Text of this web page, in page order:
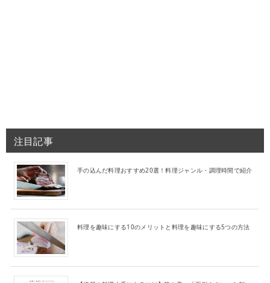
注目記事
手の込んだ料理おすすめ20選！料理ジャンル・調理時間で紹介
料理を趣味にする10のメリットと料理を趣味にする5つの方法